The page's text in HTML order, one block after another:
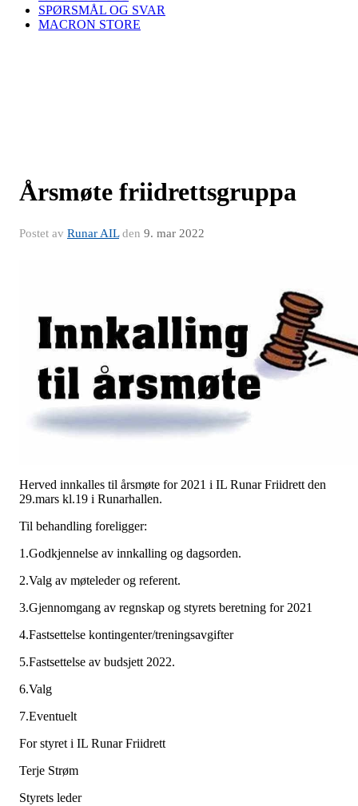
SPØRSMÅL OG SVAR
MACRON STORE
Årsmøte friidrettsgruppa
Postet av Runar AILden 9. mar 2022
Herved innkalles til årsmøte for 2021 i IL Runar Friidrett den
29.mars kl.19 i Runarhallen.
Til behandling foreligger:
1.Godkjennelse av innkalling og dagsorden.
2.Valg av møteleder og referent.
3.Gjennomgang av regnskap og styrets beretning for 2021
4.Fastsettelse kontingenter/treningsavgifter
5.Fastsettelse av budsjett 2022.
6.Valg
7.Eventuelt
For styret i IL Runar Friidrett
Terje Strøm
Styrets leder